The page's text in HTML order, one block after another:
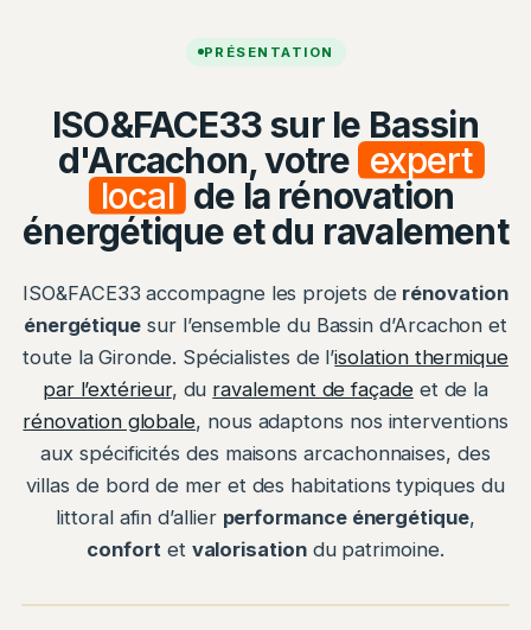
PRÉSENTATION
ISO&FACE33 sur le Bassin
d'Arcachon, votre expert
local de la rénovation
énergétique et du ravalement
ISO&FACE33 accompagne les projets de rénovation
énergétique sur l’ensemble du Bassin d’Arcachon et
toute la Gironde. Spécialistes de l’isolation thermique
par l’extérieur, du ravalement de façadeet de la
rénovation globale, nous adaptons nos interventions
aux spécificités des maisons arcachonnaises, des
villas de bord de mer et des habitations typiques du
littoral afin d’allier performance énergétique,
confort et valorisationdu patrimoine.